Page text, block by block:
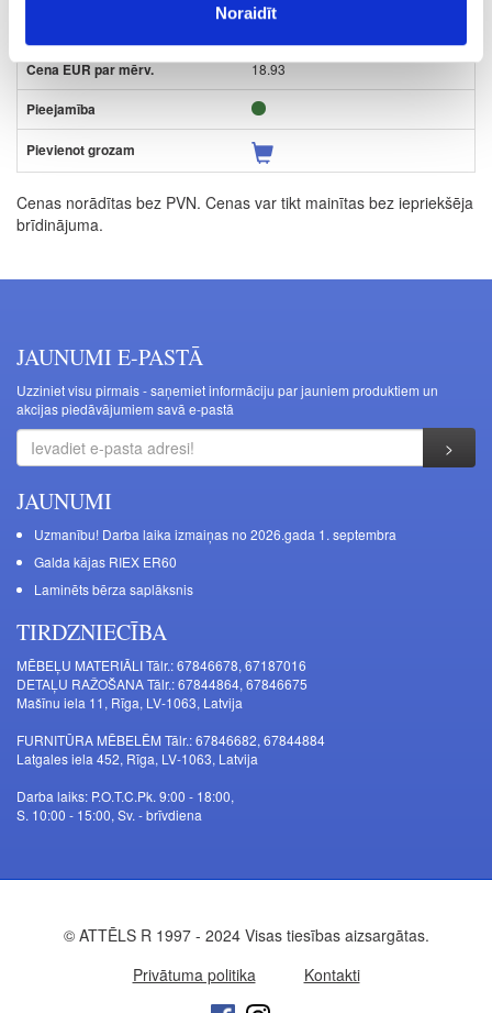
Noraidīt
18.93
Cenas norādītas bez PVN. Cenas var tikt mainītas bez iepriekšēja
brīdinājuma.
JAUNUMI E-PASTĀ
Uzziniet visu pirmais - saņemiet informāciju par jauniem produktiem un
akcijas piedāvājumiem savā e-pastā
JAUNUMI
Uzmanību! Darba laika izmaiņas no 2026.gada 1. septembra
Galda kājas RIEX ER60
Laminēts bērza saplāksnis
TIRDZNIECĪBA
MĒBEĻU MATERIĀLI Tālr.: 67846678, 67187016
DETAĻU RAŽOŠANA Tālr.: 67844864, 67846675
Mašīnu iela 11, Rīga, LV-1063, Latvija
FURNITŪRA MĒBELĒM Tālr.: 67846682, 67844884
Latgales iela 452, Rīga, LV-1063, Latvija
Darba laiks: P.O.T.C.Pk. 9:00 - 18:00,
S. 10:00 - 15:00, Sv. - brīvdiena
© ATTĒLS R 1997 - 2024 Visas tiesības aizsargātas.
Privātuma politika
Kontakti